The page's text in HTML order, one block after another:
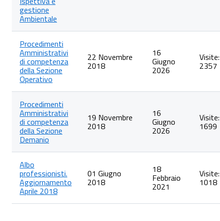
gestione
Ambientale
Procedimenti
Amministrativi
di competenza
della Sezione
Operativo
22 Novembre
2018
16
Giugno
2026
Visite:
2357
Procedimenti
Amministrativi
di competenza
della Sezione
Demanio
19 Novembre
2018
16
Giugno
2026
Visite:
1699
Albo
professionisti.
Aggiornamento
Aprile 2018
01 Giugno
2018
18
Febbraio
2021
Visite:
1018